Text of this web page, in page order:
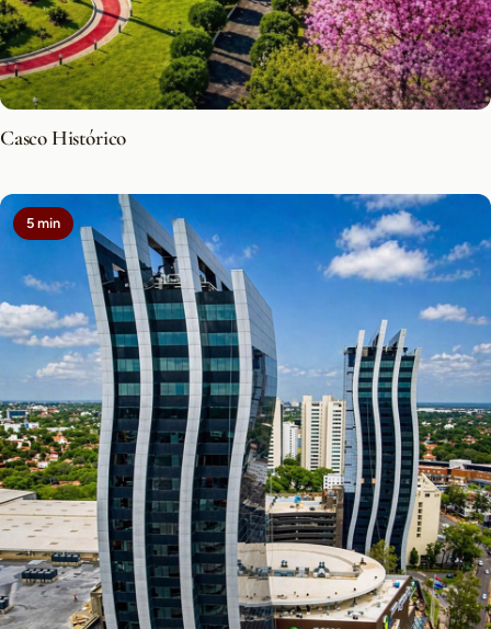
Casco Histórico
5 min